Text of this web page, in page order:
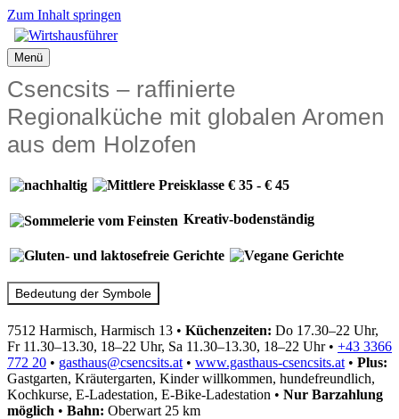
Zum Inhalt springen
Menü
Csencsits – raffinierte
Regionalküche mit globalen Aromen
aus dem Holzofen
Kreativ-bodenständig
Bedeutung der Symbole
7512 Harmisch, Harmisch 13 • Küchenzeiten: Do 17.30–22 Uhr,
Fr 11.30–13.30, 18–22 Uhr, Sa 11.30–13.30, 18–22 Uhr• +43 3366
772 20 • gasthaus@csencsits.at • www.gasthaus-csencsits.at • Plus:
Gastgarten, Kräutergarten, Kinder willkommen, hundefreundlich,
Kochkurse, E-Ladestation, E-Bike-Ladestation • Nur Barzahlung
möglich • Bahn: Oberwart 25 km